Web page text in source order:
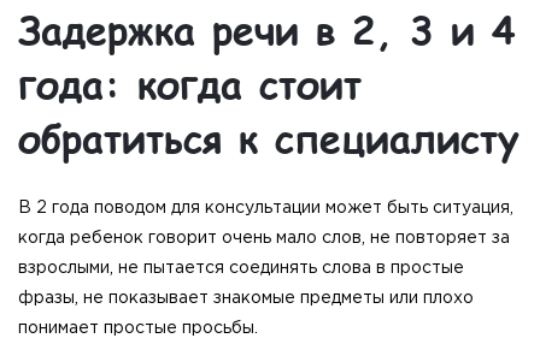
Задержка речи в 2, 3 и 4
года: когда стоит
обратиться к специалисту
В 2 года поводом для консультации может быть ситуация,
когда ребенок говорит очень мало слов, не повторяет за
взрослыми, не пытается соединять слова в простые
фразы, не показывает знакомые предметы или плохо
понимает простые просьбы.